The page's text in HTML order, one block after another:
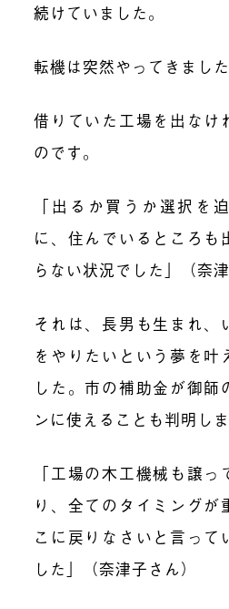
続けていました。
転機は突然やってきました
借りていた工場を出なけ
のです。
「出るか買うか選択を
に、住んでいるところも
らない状況でした」（奈津
それは、長男も生まれ、
をやりたいという夢を叶
した。市の補助金が御師
ンに使えることも判明しま
「工場の木工機械も譲
り、全てのタイミングが
こに戻りなさいと言って
した」（奈津子さん）